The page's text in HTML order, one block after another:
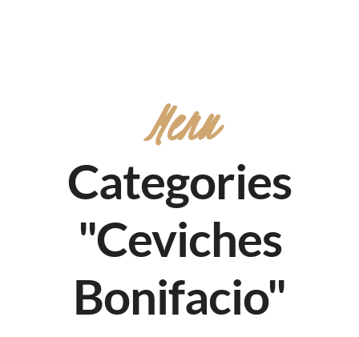
Menu
Categories
"Ceviches
Bonifacio"